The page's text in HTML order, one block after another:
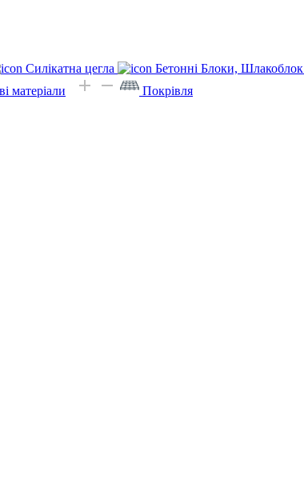
Силікатна цегла Бетонні Блоки, Шлакоблок
матеріали Покрівля